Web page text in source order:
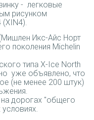
- легковые
рисунком
(XIN4).
Икс-Айс Норт
поколения Michelin
типа X-Ice North
уже объявлено, что
(не менее 200 штук)
дорогах "общего